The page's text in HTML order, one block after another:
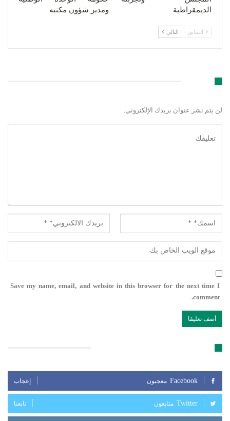
الديمقراطية
ومدير شؤون مكتبه
السابق التالي
لن يتم نشر عنوان بريدك الإلكتروني.
Save my name, email, and website in this browser for the next time I
comment.
Facebook معجبون إعجاب
Twitter متابعون تابعنا